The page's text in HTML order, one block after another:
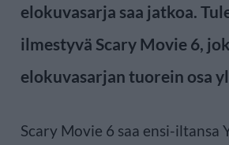
elokuvasarja saa jatkoa.
ilmestyvä Scary Movie 6,
elokuvasarjan tuorein osa
Scary Movie 6 saa ensi-iltansa